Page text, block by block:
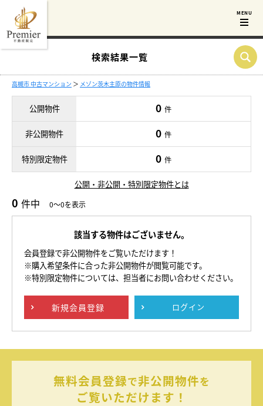
検索結果一覧
高槻市 中古マンション ＞ メゾン茨木主原の物件情報
公開物件 0 件
非公開物件 0 件
特別限定物件 0 件
公開・非公開・特別限定物件とは
0 件中 0～0を表示
該当する物件はございません。
会員登録で非公開物件をご覧いただけます！
※購入希望条件に合った非公開物件が閲覧可能です。
※特別限定物件については、担当者にお問い合わせください。
新規会員登録 ログイン
無料会員登録で非公開物件を
ご覧いただけます！